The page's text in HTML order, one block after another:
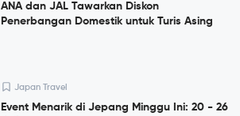
ANA dan JAL Tawarkan Diskon
Penerbangan Domestik untuk Turis Asing
Japan Travel
Event Menarik di Jepang Minggu Ini: 20 - 26